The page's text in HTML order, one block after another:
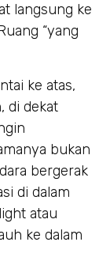
langsung ke
“yang
ke atas,
di dekat
bukan
bergerak
di dalam
atau
ke dalam